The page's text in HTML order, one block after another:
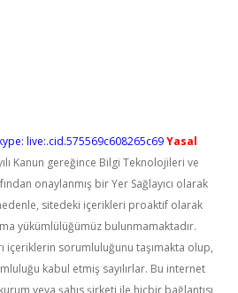
live:.cid.575569c608265c69Yasal
Kanun gereğince Bilgi Teknolojileri ve
onaylanmış bir Yer Sağlayıcı olarak
sitedeki içerikleri proaktif olarak
yükümlülüğümüz bulunmamaktadır.
içeriklerin sorumluluğunu taşımakta olup,
kabul etmiş sayılırlar. Bu internet
veya şahıs şirketi ile hiçbir bağlantısı